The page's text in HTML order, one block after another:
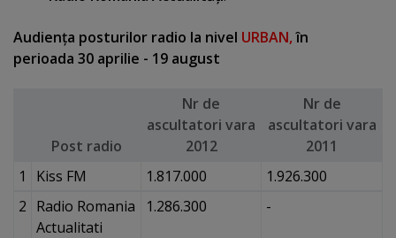
Audienţa posturilor radio la nivel URBAN,în
perioada 30 aprilie - 19 august
Post radio
Nr de
ascultatori vara
2012
Nr de
ascultatori vara
2011
1
Kiss FM 1.817.000
1.926.300
2 Radio Romania
Actualitati
1.286.300 -